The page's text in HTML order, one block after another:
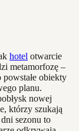
hotel otwarcie
metamorfozę –
obiekty
planu.
nowej
którzy szukają
sezonu to